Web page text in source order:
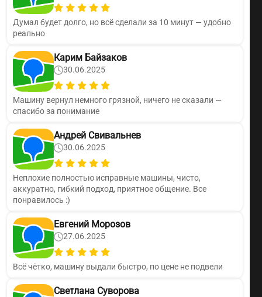
Думал будет долго, но всё сделали за 10 минут — удобно
реально
Карим Байзаков
30.06.2025
Машину вернул немного грязной, ничего не сказали —
спасибо за понимание
Андрей Свивальнев
30.06.2025
Неплохие полностью исправные машины, чисто,
аккуратно, гибкий подход, приятное общение. Все
понравилось :)
Евгений Морозов
27.06.2025
Всё чётко, машину выдали быстро, по цене не подвели
Светлана Суворова